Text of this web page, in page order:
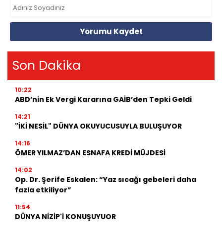
Yorumu Kaydet
Son Dakika
10:22
ABD’nin Ek Vergi Kararına GAİB’den Tepki Geldi
14:21
"İKİ NESİL" DÜNYA OKUYUCUSUYLA BULUŞUYOR
14:16
ÖMER YILMAZ’DAN ESNAFA KREDİ MÜJDESİ
14:02
Op. Dr. Şerife Eskalen: “Yaz sıcağı gebeleri daha
fazla etkiliyor”
11:54
DÜNYA NİZİP'İ KONUŞUYUOR